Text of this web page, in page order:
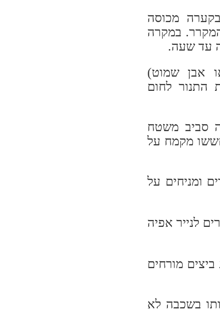
מכוסה
מהמקרר. במקרה
עד שעה.
אבן שמוט)
לחום
סביב משטח
מקמח על
כדורים ומניחים על
לנייר אפיה
מורחים
בשכבה לא